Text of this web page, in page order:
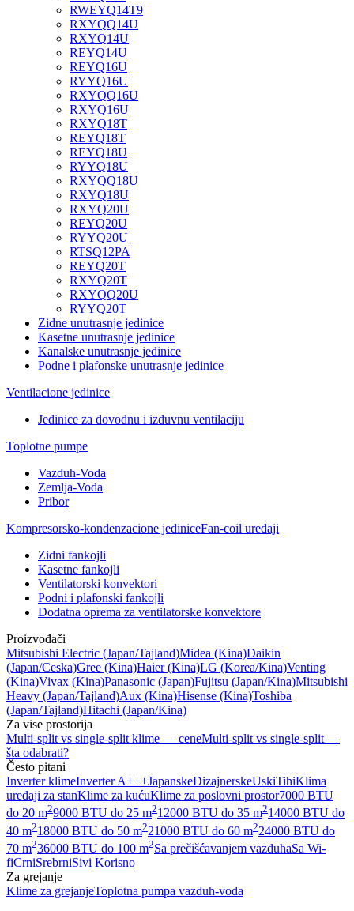
RWEYQ14T9
RXYQQ14U
RXYQ14U
REYQ14U
REYQ16U
RYYQ16U
RXYQQ16U
RXYQ16U
RXYQ18T
REYQ18T
REYQ18U
RYYQ18U
RXYQQ18U
RXYQ18U
RXYQ20U
REYQ20U
RYYQ20U
RTSQ12PA
REYQ20T
RXYQ20T
RXYQQ20U
RYYQ20T
Zidne unutrasnje jedinice
Kasetne unutrasnje jedinice
Kanalske unutrasnje jedinice
Podne i plafonske unutrasnje jedinice
Ventilacione jedinice
Jedinice za dovodnu i izduvnu ventilaciju
Toplotne pumpe
Vazduh-Voda
Zemlja-Voda
Pribor
Kompresorsko-kondenzacione jediniceFan-coil uređaji
Zidni fankojli
Kasetne fankojli
Ventilatorski konvektori
Podni i plafonski fankojli
Dodatna oprema za ventilatorske konvektore
Proizvođači
Mitsubishi Electric (Japan/Tajland)Midea (Kina)Daikin
(Japan/Ceska)Gree (Kina)Haier (Kina)LG (Korea/Kina)Venting
(Kina)Vivax (Kina)Panasonic (Japan)Fujitsu (Japan/Kina)Mitsubishi
Heavy (Japan/Tajland)Aux (Kina)Hisense (Kina)Toshiba
(Japan/Tajland)Hitachi (Japan/Kina)
Za vise prostorija
Multi-split vs single-split klime — ceneMulti-split vs single-split —
šta odabrati?
Često pitani
Inverter klimeInverter A+++JapanskeDizajnerskeUskiTihiKlima
uređaji za stanKlime za kućuKlime za poslovni prostor7000 BTU
do 20 m29000 BTU do 25 m212000 BTU do 35 m214000 BTU do
40 m218000 BTU do 50 m221000 BTU do 60 m224000 BTU do
70 m236000 BTU do 100 m2Sa prečišćavanjem vazduhaSa Wi-
fiCrniSrebrniSivi Korisno
Za grejanje
Klime za grejanjeToplotna pumpa vazduh-voda